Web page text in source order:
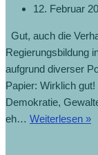
12. Februar
Gut, auch die
Regierungsbildung
aufgrund diverser
Papier: Wirklich
Demokratie,
eh… Weiterlesen »